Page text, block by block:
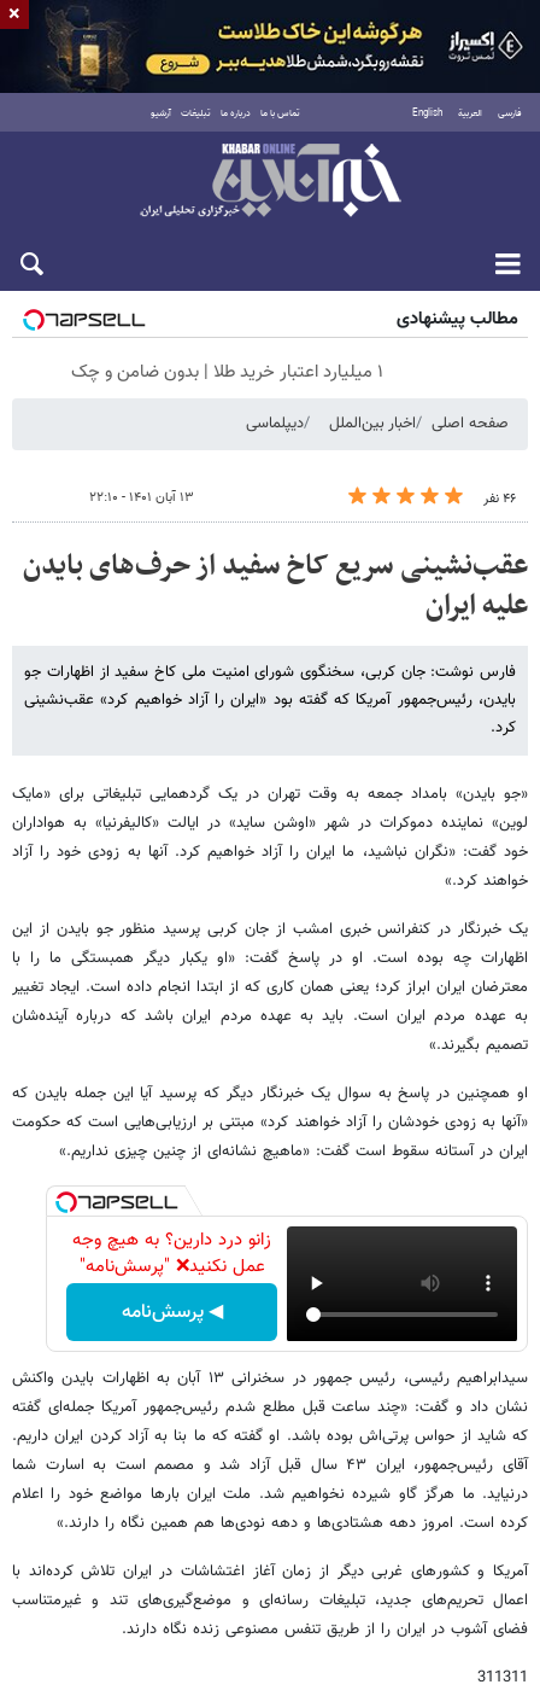
فارسی العربية English تماس با ما درباره ما تبلیغات آرشیو
پنجشنبه ۱۵ مرداد ۱۴۰۵
مطالب پیشنهادی
۱ میلیارد اعتبار خرید طلا | بدون ضامن و چک
صفحه اصلی اخبار بین‌الملل دیپلماسی
۴۶ نفر ۱۳ آبان ۱۴۰۱ - ۲۲:۱۰
عقب‌نشینی سریع کاخ سفید از حرف‌های بایدن
علیه ایران
فارس نوشت: جان کربی، سخنگوی شورای امنیت ملی کاخ سفید از اظهارات جو
بایدن، رئیس‌جمهور آمریکا که گفته بود «ایران را آزاد خواهیم کرد» عقب‌نشینی
کرد.
«جو بایدن» بامداد جمعه به وقت تهران در یک گردهمایی تبلیغاتی برای «مایک
لوین» نماینده دموکرات در شهر «اوشن ساید» در ایالت «کالیفرنیا» به هواداران
خود گفت: «نگران نباشید، ما ایران را آزاد خواهیم کرد. آنها به زودی خود را آزاد
خواهند کرد.»
یک خبرنگار در کنفرانس خبری امشب از جان کربی پرسید منظور جو بایدن از این
اظهارات چه بوده است. او در پاسخ گفت: «او یکبار دیگر همبستگی‌ ما را با
معترضان ایران ابراز کرد؛ یعنی همان کاری که از ابتدا انجام داده است. ایجاد تغییر
به عهده مردم ایران است. باید به عهده مردم ایران باشد که درباره آینده‌شان
تصمیم بگیرند.»
او همچنین در پاسخ به سوال یک خبرنگار دیگر که پرسید آیا این جمله بایدن که
«آنها به زودی خودشان را آزاد خواهند کرد» مبتنی بر ارزیابی‌هایی است که حکومت
ایران در آستانه سقوط است گفت: «ماهیچ نشانه‌ای از چنین چیزی نداریم.»
زانو درد دارین؟ به هیچ وجه
عمل نکنید❌ "پرسش‌نامه"
◀ پرسش‌نامه
سیدابراهیم رئیسی، رئیس جمهور در سخنرانی ۱۳ آبان به اظهارات بایدن واکنش
نشان داد و گفت: «چند ساعت قبل مطلع شدم رئیس‌جمهور آمریکا جمله‌ای گفته
که شاید از حواس پرتی‌اش بوده باشد. او گفته که ما بنا به آزاد کردن ایران داریم.
آقای رئیس‌جمهور، ایران ۴۳ سال قبل آزاد شد و مصمم است به اسارت شما
درنیاید. ما هرگز گاو شیرده نخواهیم شد. ملت ایران بارها مواضع خود را اعلام
کرده است. امروز دهه هشتادی‌ها و دهه نودی‌ها هم همین نگاه را دارند.»
آمریکا و کشورهای غربی دیگر از زمان آغاز اغتشاشات در ایران تلاش کرده‌اند با
اعمال تحریم‌های جدید، تبلیغات رسانه‌ای و موضع‌گیری‌های تند و غیرمتناسب
فضای آشوب در ایران را از طریق تنفس مصنوعی زنده نگاه دارند.
311311
×